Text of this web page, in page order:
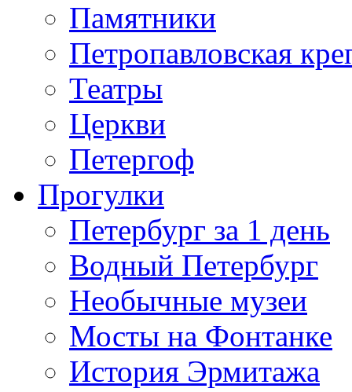
Памятники
Петропавловская
Театры
Церкви
Петергоф
Прогулки
Петербург за 1 день
Водный Петербург
Необычные музеи
Мосты на Фонтанке
История Эрмитажа